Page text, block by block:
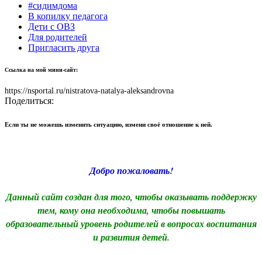
#сидимдома
В копилку педагога
Дети с ОВЗ
Для родителей
Пригласить друга
Ссылка на мой мини-сайт:
https://nsportal.ru/nistratova-natalya-aleksandrovna
Поделиться:
Если ты не можешь изменить ситуацию, измени своё отношение к ней.
Добро пожаловать!
Данный сайт создан для того, чтобы оказывать поддержку
тем, кому она необходима, чтобы повышать
образовательный уровень родителей в вопросах воспитания
и развития детей.